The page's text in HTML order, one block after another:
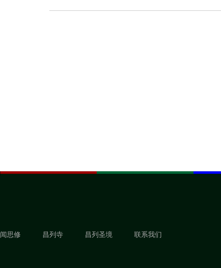
闻思修 昌列寺 昌列圣境 联系我们